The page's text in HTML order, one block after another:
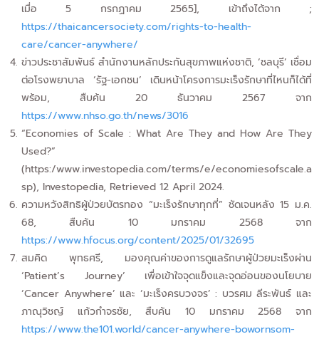
เมื่อ 5 กรกฏาคม 2565], เข้าถึงได้จาก ;
https://thaicancersociety.com/rights-to-health-
care/cancer-anywhere/
ข่าวประชาสัมพันธ์ สำนักงานหลักประกันสุขภาพแห่งชาติ, ‘ชลบุรี’ เชื่อม
ต่อโรงพยาบาล ‘รัฐ-เอกชน’ เดินหน้าโครงการมะเร็งรักษาที่ไหนก็ได้ที่
พร้อม, สืบค้น 20 ธันวาคม 2567 จาก
https://www.nhso.go.th/news/3016
“Economies of Scale : What Are They and How Are They
Used?”
(https:/www.investopedia.com/terms/e/economiesofscale.a
sp), Investopedia, Retrieved 12 April 2024.
ความหวังสิทธิผู้ป่วยบัตรทอง “มะเร็งรักษาทุกที่” ชัดเจนหลัง 15 ม.ค.
68, สืบค้น 10 มกราคม 2568 จาก
https://www.hfocus.org/content/2025/01/32695
สมคิด พุทธศรี, มองคุณค่าของการดูแลรักษาผู้ป่วยมะเร็งผ่าน
‘Patient’s Journey’ เพื่อเข้าใจจุดแข็งและจุดอ่อนของนโยบาย
‘Cancer Anywhere’ และ ‘มะเร็งครบวงจร’ : บวรศม ลีระพันธ์ และ
ภาณุวิชญ์ แก้วกำจรชัย, สืบค้น 10 มกราคม 2568 จาก
https://www.the101.world/cancer-anywhere-bowornsom-